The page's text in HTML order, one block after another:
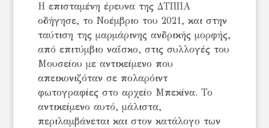
Η επισταμένη έρευνα της ΔΤΠΠΑ
οδήγησε, το Νοέμβριο του 2021, και στην
ταύτιση της μαρμάρινης ανδρικής μορφής,
από επιτύμβιο ναΐσκο, στις συλλογές του
Μουσείου με αντικείμενο που
απεικονιζόταν σε πολαρόιντ
φωτογραφίες στο αρχείο Μπεκίνα. Το
αντικείμενο αυτό, μάλιστα,
περιλαμβάνεται και στον κατάλογο των